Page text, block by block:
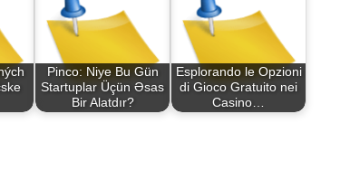
Pinco: Niye Bu Gün
Startuplar Üçün Əsas
Bir Alatdır?
Esplorando le Opzioni
di Gioco Gratuito nei
Casino…